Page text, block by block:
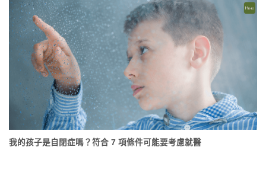
我的孩子是自閉症嗎？符合 7 項條件可能要考慮就醫